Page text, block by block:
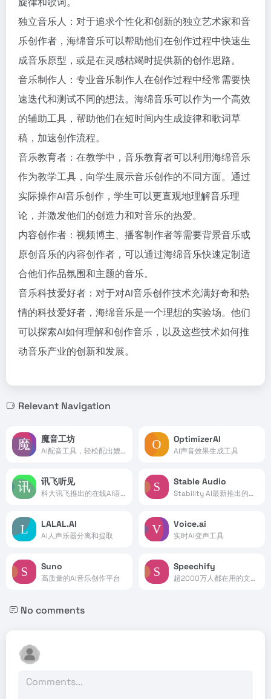
独立音乐人：对于追求个性化和创新的独立艺术家和音
乐创作者，海绵音乐可以帮助他们在创作过程中快速生
成音乐原型，或是在灵感枯竭时提供新的创作思路。
音乐制作人：专业音乐制作人在创作过程中经常需要快
速迭代和测试不同的想法。海绵音乐可以作为一个高效
的辅助工具，帮助他们在短时间内生成旋律和歌词草
稿，加速创作流程。
音乐教育者：在教学中，音乐教育者可以利用海绵音乐
作为教学工具，向学生展示音乐创作的不同方面。通过
实际操作AI音乐创作，学生可以更直观地理解音乐理
论，并激发他们的创造力和对音乐的热爱。
内容创作者：视频博主、播客制作者等需要背景音乐或
原创音乐的内容创作者，可以通过海绵音乐快速定制适
合他们作品氛围和主题的音乐。
音乐科技爱好者：对于对AI音乐创作技术充满好奇和热
情的科技爱好者，海绵音乐是一个理想的实验场。他们
可以探索AI如何理解和创作音乐，以及这些技术如何推
动音乐产业的创新和发展。
Relevant Navigation
魔音工坊
AI配音工具，轻松配出媲美真人的声音
OptimizerAI
AI声音效果生成工具
讯飞听见
科大讯飞推出的在线AI语音转文字工具
Stable Audio
Stability AI最新推出的音乐生成工具
LALAL.AI
AI人声乐器分离和提取
Voice.ai
实时AI变声工具
Suno
高质量的AI音乐创作平台
Speechify
超2000万人都在用的文字转语音朗读器
No comments